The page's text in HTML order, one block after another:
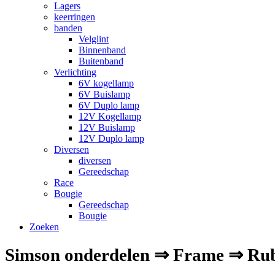
Lagers
keerringen
banden
Velglint
Binnenband
Buitenband
Verlichting
6V kogellamp
6V Buislamp
6V Duplo lamp
12V Kogellamp
12V Buislamp
12V Duplo lamp
Diversen
diversen
Gereedschap
Race
Bougie
Gereedschap
Bougie
Zoeken
Simson onderdelen ⇒ Frame ⇒